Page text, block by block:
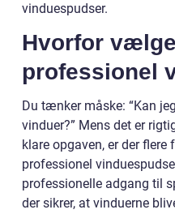
vinduespudser.
Hvorfor
professionel
Du tænker måske: “Kan
vinduer?” Mens det er
klare opgaven, er der
professionel
professionelle adgang til
der sikrer, at vinduerne